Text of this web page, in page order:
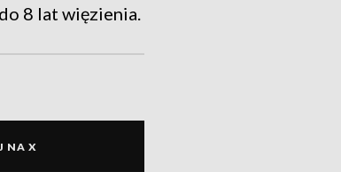
8 lat więzienia.
NA X